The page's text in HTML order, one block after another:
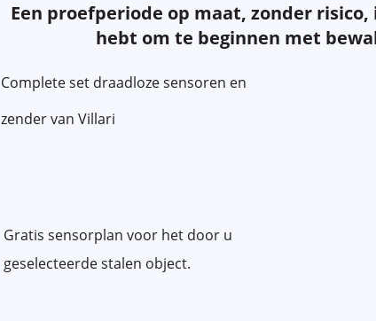
Complete set draadloze sensoren en
zender van Villari
Gratis sensorplan voor het door u
geselecteerde stalen object.
Een proefperiode op maat, zonder
hebt om te beginnen met